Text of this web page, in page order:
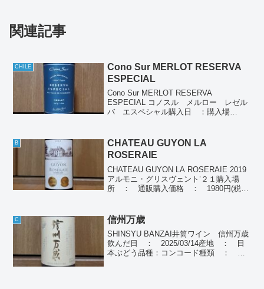
関連記事
CHILE
Cono Sur MERLOT RESERVA
ESPECIAL
Cono Sur MERLOT RESERVA
ESPECIAL コノスル メルロー レゼル
バ エスペシャル購入日 ：購入場
2022/04/01(2019) , 2023...
B
CHATEAU GUYON LA
ROSERAIE
CHATEAU GUYON LA ROSERAIE 2019
アルモニ・グリスヴェント’２１購入場
所 ： 通販購入価格 ： 1980円(税
ー43％、カベルネ...
C 信州万歳
SHINSYU BANZAI井筒ワイン 信州万歳
飲んだ日 ： 2025/03/14産地 ： 日
本ぶどう品種：コンコード種類 ： 赤